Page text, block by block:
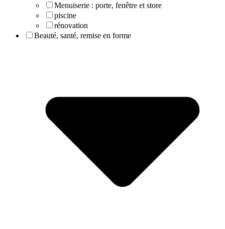
Menuiserie : porte, fenêtre et store
piscine
rénovation
Beauté, santé, remise en forme